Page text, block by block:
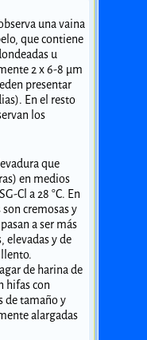
una vaina
que contiene
u
2 x 6-8 µm
presentar
En el resto
los
que
en medios
Cl a 28 °C. En
cremosas y
a ser más
elevadas y de
de harina de
hifas con
de tamaño y
alargadas